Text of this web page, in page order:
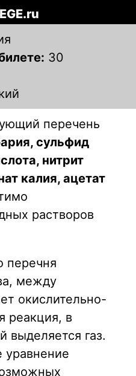
30
перечень
сульфид
нитрит
калия, ацетат
растворов
перечня
между
окислительно-
реакция, в
выделяется газ.
уравнение